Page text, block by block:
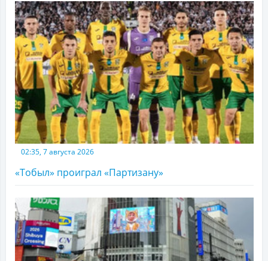
02:35, 7 августа 2026
«Тобыл» проиграл «Партизану»